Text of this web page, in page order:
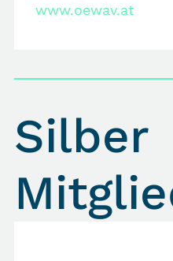
www.oewav.at
Silber